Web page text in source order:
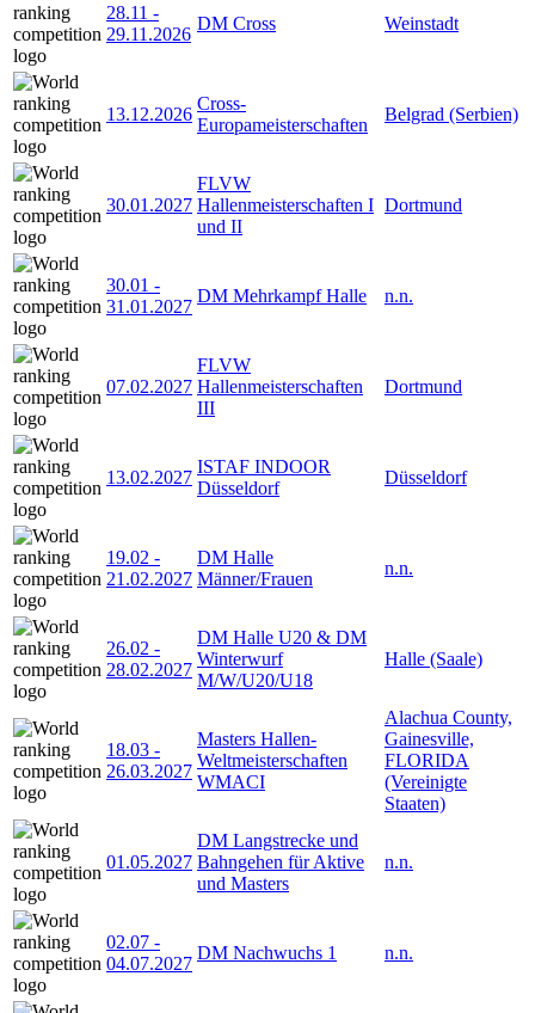
28.11 -
29.11.2026
DM Cross Weinstadt
13.12.2026
Cross-
Europameisterschaften
Belgrad (Serbien)
30.01.2027
FLVW
Hallenmeisterschaften I
und II
Dortmund
30.01 -
31.01.2027
DM Mehrkampf Halle n.n.
07.02.2027
FLVW
Hallenmeisterschaften
III
Dortmund
13.02.2027
ISTAF INDOOR
Düsseldorf
Düsseldorf
19.02 -
21.02.2027
DM Halle
Männer/Frauen
n.n.
26.02 -
28.02.2027
DM Halle U20 & DM
Winterwurf
M/W/U20/U18
Halle (Saale)
18.03 -
26.03.2027
Masters Hallen-
Weltmeisterschaften
WMACI
Alachua County,
Gainesville,
FLORIDA
(Vereinigte
Staaten)
01.05.2027
DM Langstrecke und
Bahngehen für Aktive
und Masters
n.n.
02.07 -
04.07.2027
DM Nachwuchs 1 n.n.